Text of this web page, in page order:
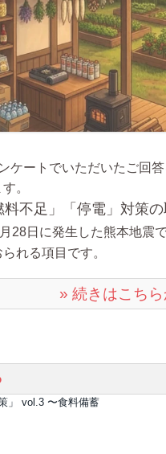
ケートでいただいたご回
。
不足」「停電」対策
28日に発生した熊本地震
れる項目です。
» 続きはこちら
」 vol.3 〜食料備蓄